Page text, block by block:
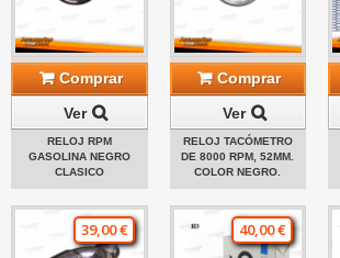
Comprar
Ver
RELOJ RPM
GASOLINA NEGRO
CLASICO
Comprar
Ver
RELOJ TACÓMETRO
DE 8000 RPM, 52MM.
COLOR NEGRO.
39,00 € 40,00 €